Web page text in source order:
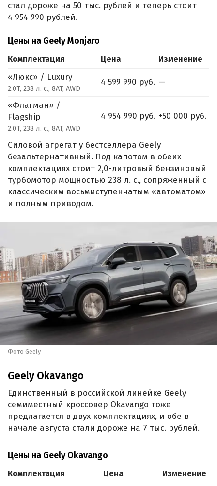
стал дороже на 50 тыс. рублей и теперь стоит
4 954 990 рублей.
Цены на Geely Monjaro
Комплектация Цена
Изменение
«Люкс» / Luxury
2.0T, 238 л. с., 8AT, AWD
4 599 990 руб. —
«Флагман» /
Flagship
2.0T, 238 л. с., 8AT, AWD
4 954 990 руб. +50 000 руб.
Силовой агрегат у бестселлера Geely
безальтернативный. Под капотом в обеих
комплектациях стоит 2,0-литровый бензиновый
турбомотор мощностью 238 л. с., сопряженный с
классическим восьмиступенчатым «автоматом»
и полным приводом.
Фото Geely
Geely Okavango
Единственный в российской линейке Geely
семиместный кроссовер Okavango тоже
предлагается в двух комплектациях, и обе в
начале августа стали дороже на 7 тыс. рублей.
Цены на Geely Okavango
Комплектация Цена
Изменение